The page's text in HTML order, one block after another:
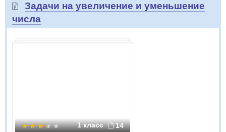
Задачи на увеличение и уменьшение
числа
1 класс 14